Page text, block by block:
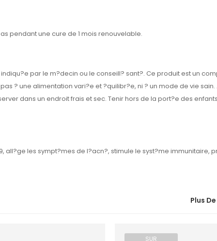
pendant une cure de 1 mois renouvelable.
par le m?decin ou le conseill? sant?. Ce produit est un
? une alimentation vari?e et ?quilibr?e, ni ? un mode de vie sain.
dans un endroit frais et sec. Tenir hors de la port?e des
all?ge les sympt?mes de l?acn?, stimule le syst?me immunitaire,
Plus
SUR